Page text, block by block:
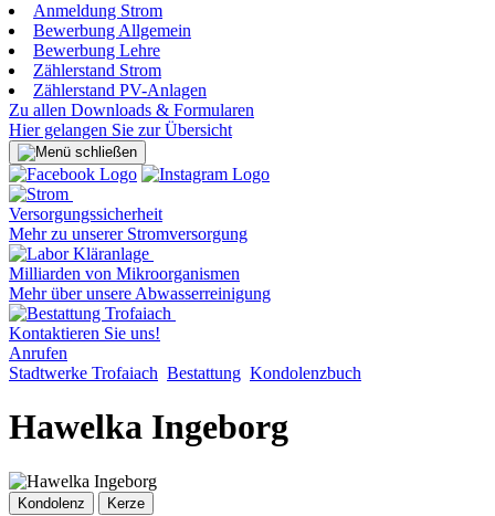
Anmeldung Strom
Bewerbung Allgemein
Bewerbung Lehre
Zählerstand Strom
Zählerstand PV-Anlagen
Zu allen Downloads & Formularen
Hier gelangen Sie zur Übersicht
Versorgungssicherheit
Mehr zu unserer Stromversorgung
Milliarden von Mikroorganismen
Mehr über unsere Abwasserreinigung
Kontaktieren Sie uns!
Anrufen
Stadtwerke Trofaiach Bestattung Kondolenzbuch
Hawelka Ingeborg
Kondolenz Kerze